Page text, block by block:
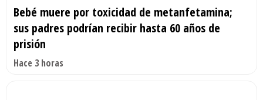
Bebé muere por toxicidad de metanfetamina;
sus padres podrían recibir hasta 60 años de
prisión
Hace 3 horas